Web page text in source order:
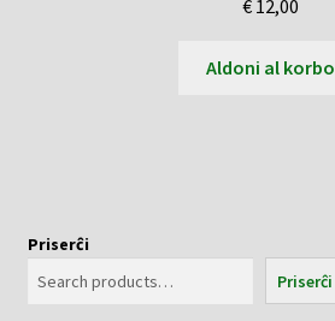
€12,00
Aldoni al korbo
Priserĉi
Priserĉi